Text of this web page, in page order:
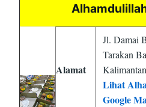
Alamat
Jl. Damai
Tarakan
Lihat
Google